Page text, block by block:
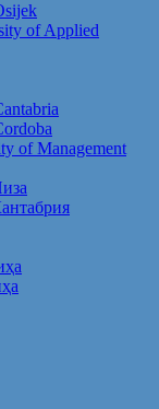
of Applied
of Management